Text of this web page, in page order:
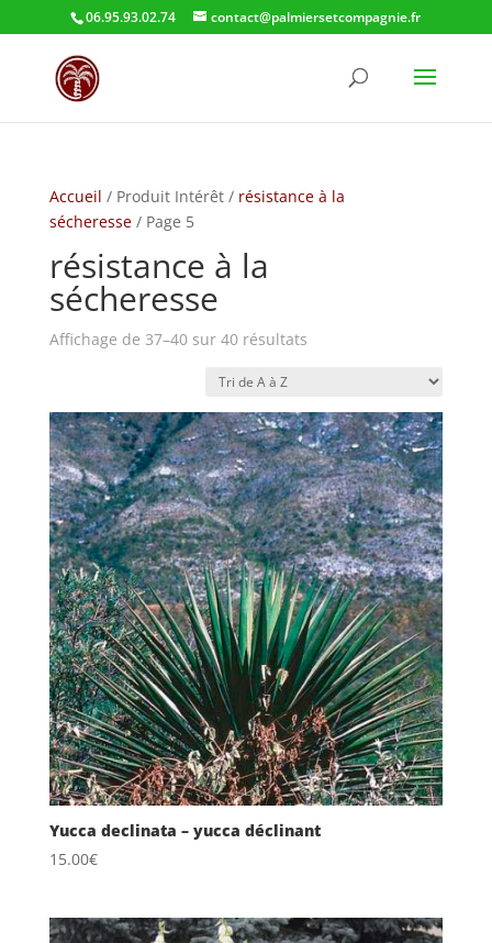
06.95.93.02.74 contact@palmiersetcompagnie.fr
Accueil / Produit Intérêt / résistance à la
sécheresse/ Page 5
résistance à la
sécheresse
Affichage de 37–40 sur 40 résultats
Yucca declinata – yucca déclinant
15.00€